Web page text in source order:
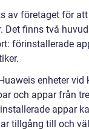
av företaget för att
Det finns två
förinstallerade
enheter vid
och appar från
appar
tillgång till och